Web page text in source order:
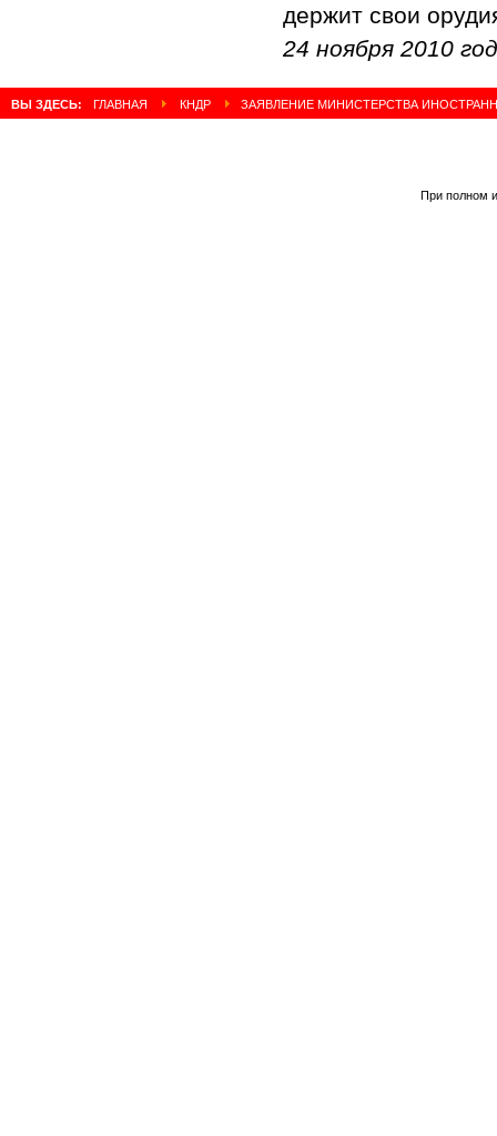
держит свои
24 ноября 2010
ВЫ ЗДЕСЬ: ГЛАВНАЯ КНДР ЗАЯВЛЕНИЕ МИНИСТЕРСТВА
При полном